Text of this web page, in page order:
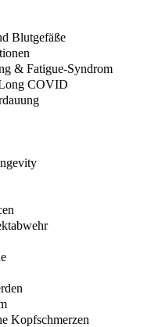
Blutgefäße
& Fatigue-Syndrom
COVID
Kopfschmerzen